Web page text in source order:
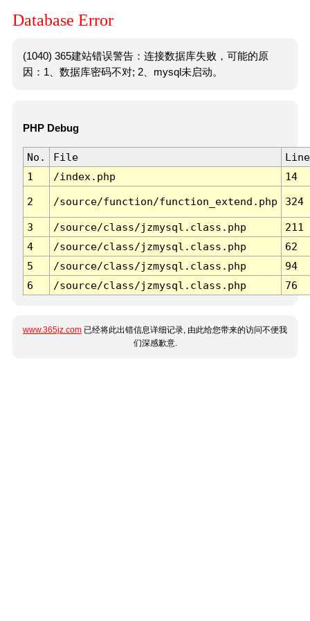
Database Error
(1040) 365建站错误警告：连接数据库失败，可能的原
因：1、数据库密码不对; 2、mysql未启动。
PHP Debug
No. File
Line
1
/index.php 14
2 /source/function/function_extend.php 324
3 /source/class/jzmysql.class.php
211
4
/source/class/jzmysql.class.php
62
5
/source/class/jzmysql.class.php
94
6
/source/class/jzmysql.class.php 76
www.365jz.com 已经将此出错信息详细记录, 由此给您带来的访问不便我
们深感歉意.